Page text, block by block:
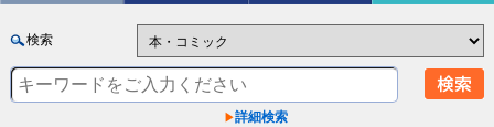
検索
詳細検索